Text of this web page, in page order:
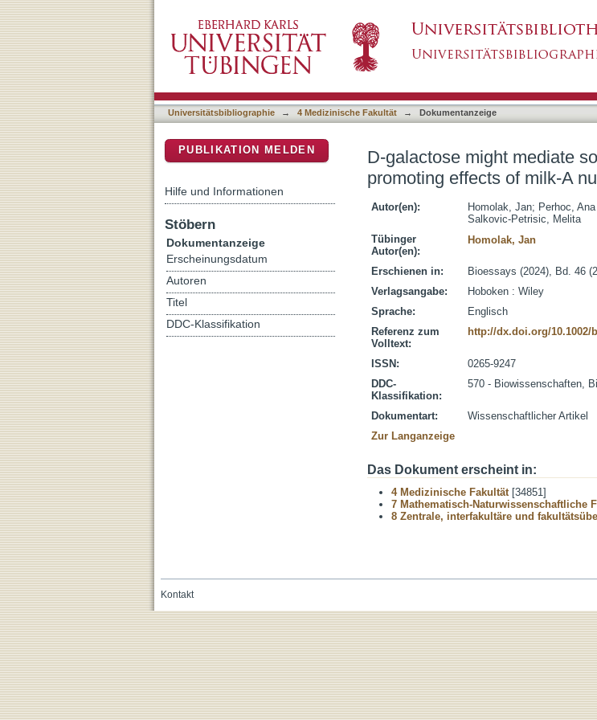
D-galactose might mediate some of the skeletal
nutrient to consider for sarcopenia?
Universitätsbibliographie → 4 Medizinische Fakultät → Dokumentanzeige
D-galactose might mediate
promoting effects of milk-A
Autor(en): Homolak, Jan; Perhoc,
Salkovic-Petrisic, Melita
Tübinger
Autor(en):
Homolak, Jan
Erschienen in:
Bioessays (2024), Bd. 46
Verlagsangabe:
Hoboken : Wiley
Sprache:
Englisch
Referenz zum
Volltext:
http://dx.doi.org/10.1002/
ISSN:
0265-9247
DDC-
Klassifikation:
570 - Biowissenschaften,
Dokumentart:
Wissenschaftlicher Artikel
Zur Langanzeige
Das Dokument erscheint in:
4 Medizinische Fakultät[34851]
7 Mathematisch-Naturwissenschaftliche
8 Zentrale, interfakultäre und
PUBLIKATION MELDEN
Hilfe und Informationen
Stöbern
Dokumentanzeige
Erscheinungsdatum
Autoren
Titel
DDC-Klassifikation
Kontakt